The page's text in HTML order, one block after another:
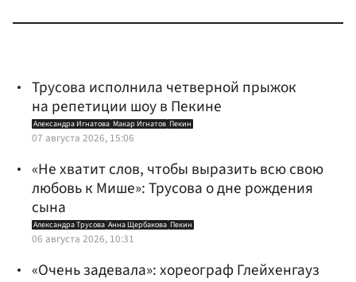
Трусова исполнила четверной прыжок
на репетиции шоу в Пекине
Александра Игнатова Макар Игнатов Пекин
07 августа 2026, 15:06
«Не хватит слов, чтобы выразить всю свою
любовь к Мише»: Трусова о дне рождения
сына
Александра Трусова Анна Щербакова Пекин
06 августа 2026, 10:31
«Очень задевала»: хореограф Глейхенгауз